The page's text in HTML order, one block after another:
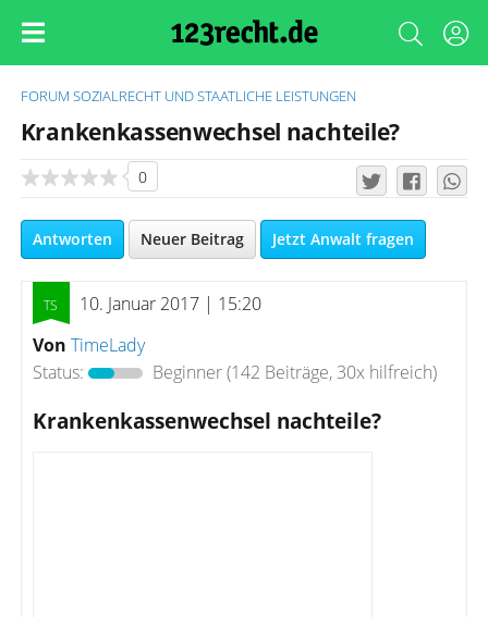
FORUM SOZIALRECHT UND STAATLICHE LEISTUNGEN
Krankenkassenwechsel nachteile?
0
Antworten Neuer Beitrag Jetzt Anwalt fragen
10. Januar 2017 | 15:20
Von TimeLady
Status:
Beginner(142 Beiträge, 30x hilfreich)
Krankenkassenwechsel nachteile?